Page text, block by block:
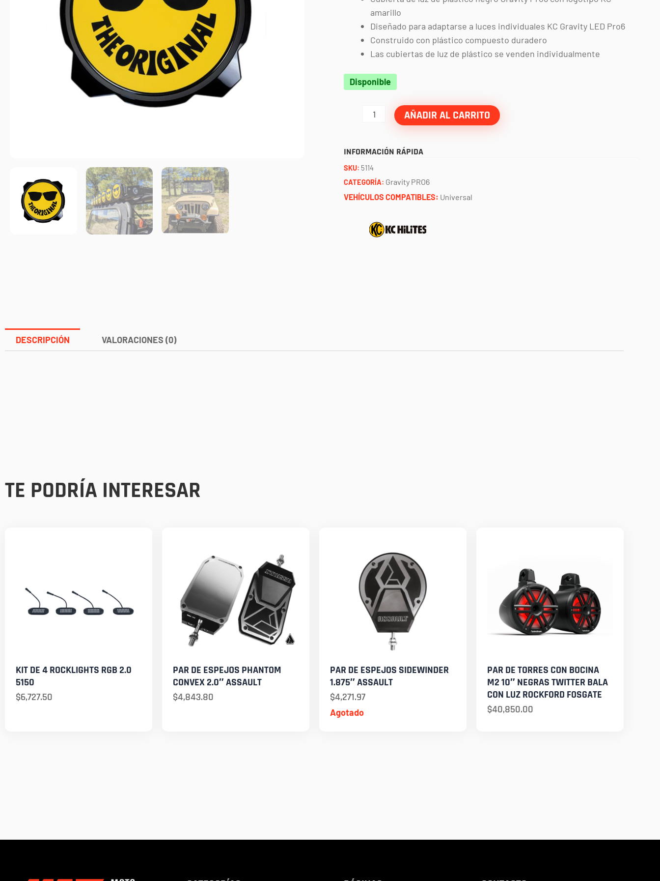
amarillo
Diseñado para adaptarse a luces individuales KC Gravity LED Pro6
Construido con plástico compuesto duradero
Las cubiertas de luz de plástico se venden individualmente
Disponible
Tapa
feliz
KC
AÑADIR AL CARRITO
INFORMACIÓN RÁPIDA
SKU: 5114
CATEGORÍA: Gravity PRO6
VEHÍCULOS COMPATIBLES: Universal
DESCRIPCIÓN VALORACIONES (0)
TE PODRÍA INTERESAR
KIT DE 4 ROCKLIGHTS RGB 2.0
5150
$6,727.50
PAR DE ESPEJOS PHANTOM
CONVEX 2.0″ ASSAULT
$4,843.80
Agotado
PAR DE ESPEJOS SIDEWINDER
1.875″ ASSAULT
$4,271.97
PAR DE TORRES CON BOCINA
M2 10″ NEGRAS TWITTER BALA
CON LUZ ROCKFORD FOSGATE
$40,850.00